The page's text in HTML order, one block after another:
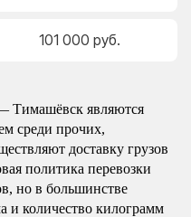
101 000 руб.
Тимашёвск являются
среди прочих,
доставку грузов
политика перевозки
но в большинстве
и количество килограмм